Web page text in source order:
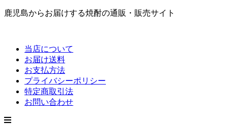
鹿児島からお届けする焼酎の通販・販売サイト
当店について
お届け送料
お支払方法
プライバシーポリシー
特定商取引法
お問い合わせ